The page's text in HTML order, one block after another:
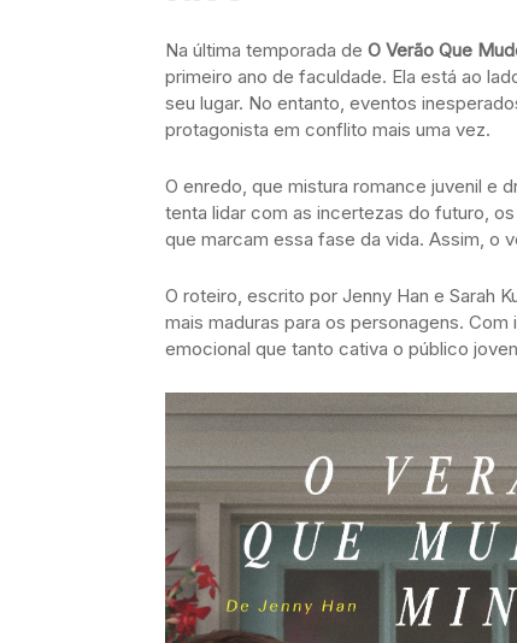
Na última temporada de O Verão Que
primeiro ano de faculdade. Ela está ao
seu lugar. No entanto, eventos
protagonista em conflito mais uma vez.
O enredo, que mistura romance juvenil e
tenta lidar com as incertezas do futuro,
que marcam essa fase da vida. Assim, o
O roteiro, escrito por Jenny Han e Sarah
mais maduras para os personagens.
emocional que tanto cativa o público